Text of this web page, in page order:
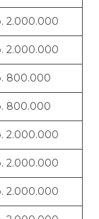
2.000.000
2.000.000
800.000
800.000
2.000.000
2.000.000
2.000.000